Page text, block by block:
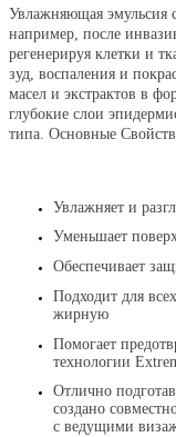
Увлажняющая эмульсия
например, после
регенерируя клетки и
зуд, воспаления и
масел и экстрактов в
глубокие слои
типа. Основные
Увлажняет и
Уменьшает
Обеспечивает
Подходит для
жирную
Помогает
технологии
Отлично
создано
с ведущими